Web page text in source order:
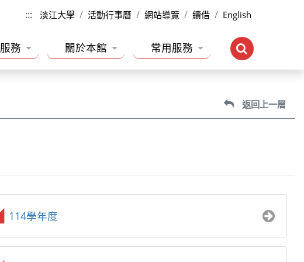
::: 淡江大學 活動行事曆 網站導覽 續借 English
服務 關於本館 常用服務
返回上一層
114學年度